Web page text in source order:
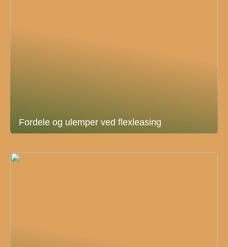
Fordele og ulemper ved flexleasing